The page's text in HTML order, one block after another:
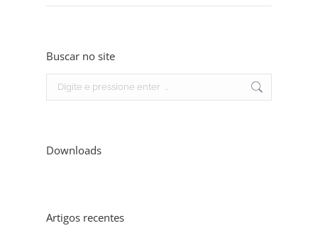
Buscar no site
Search:
Downloads
Artigos recentes